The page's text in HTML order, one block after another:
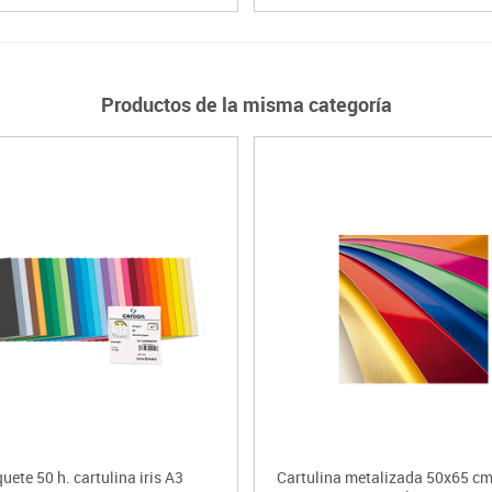
Productos de la misma categoría
50 h. cartulina iris A3
Cartulina metalizada 50x65